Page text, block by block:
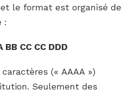
le format est organisé de
:
BB CC CC DDD
(« AAAA »)
Seulement des